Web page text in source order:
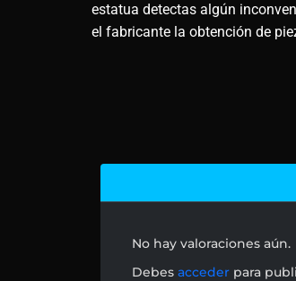
estatua detectas algún
el fabricante la obtención de
No hay valoraciones aún.
Debes acceder para